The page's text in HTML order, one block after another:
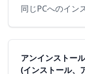
アンインストー
(インストール、